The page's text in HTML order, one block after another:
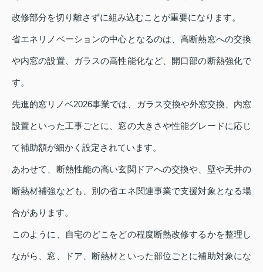
改修部分を切り離さずに組み込むことが重要になります。
省エネリノベーションの中心となるのは、高断熱窓への交換
や内窓の設置、ガラスの高性能化など、開口部の断熱強化で
す。
先進的窓リノベ2026事業では、ガラス交換や外窓交換、内窓
設置といった工事ごとに、窓の大きさや性能グレードに応じ
て補助額が細かく設定されています。
あわせて、断熱性能の高い玄関ドアへの交換や、壁や天井の
断熱材補強なども、別の省エネ関連事業で支援対象となる場
合があります。
このように、自宅のどこをどの程度断熱改修するかを整理し
ながら、窓、ドア、断熱材といった部位ごとに補助対象にな